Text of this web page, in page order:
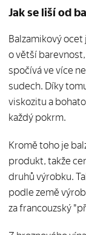
Jak se liší od
Balzamikový
o větší
spočívá ve více
sudech. Díky
viskozitu a
každý pokrm.
Kromě toho je
produkt, takže
druhů výrobku.
podle země
za francouzský